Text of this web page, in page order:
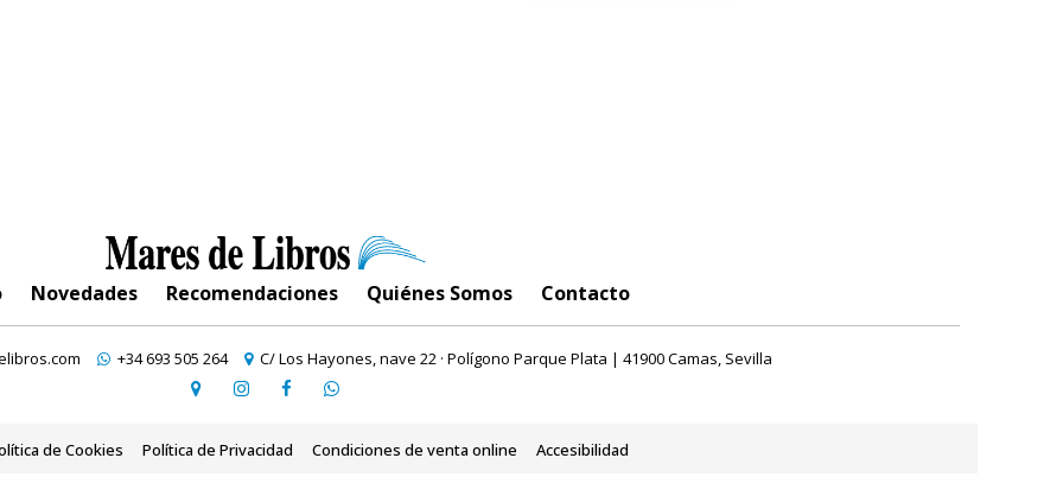
Novedades Recomendaciones Quiénes Somos Contacto
+34 693 505 264 C/ Los Hayones, nave 22 · Polígono Parque Plata | 41900 Camas, Sevilla
de Cookies Política de Privacidad Condiciones de venta online Accesibilidad